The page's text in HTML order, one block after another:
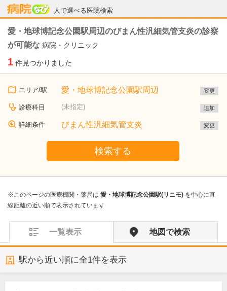
人で選べる医院検索
病院なび
愛・地球博記念公園駅周辺のびまん性汎細気管支炎の診察
が可能な 病院・クリニック
1 件見つかりました
エリア/駅 愛・地球博記念公園駅周辺 変更
診療科目 (未指定) 追加
詳細条件 びまん性汎細気管支炎 変更
検索する
※このページの医療機関・薬局は 愛・地球博記念公園駅(リニモ) を中心に直
線距離の近い順で表示されています
一覧表示 地図で検索
駅から近い順に全1件を表示